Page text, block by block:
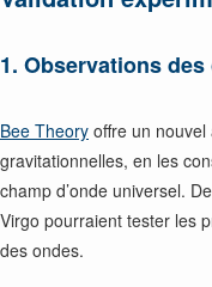
1. Observations
Bee Theory offre un
gravitationnelles, en les
champ d’onde universel.
Virgo pourraient tester les
des ondes.